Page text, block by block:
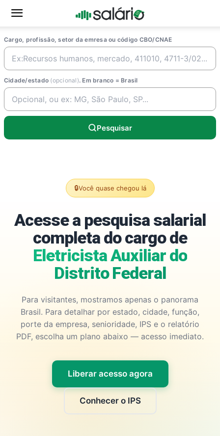
Cargo, profissão, setor da emresa ou código CBO/CNAE
Cidade/estado (opcional). Em branco = Brasil
Pesquisar
🔒Você quase chegou lá
Acesse a pesquisa salarial
completa do cargo de
Eletricista Auxiliar do
Distrito Federal
Para visitantes, mostramos apenas o panorama
Brasil. Para detalhar por estado, cidade, função,
porte da empresa, senioridade, IPS e o relatório
PDF, escolha um plano abaixo — acesso imediato.
Liberar acesso agora
Conhecer o IPS